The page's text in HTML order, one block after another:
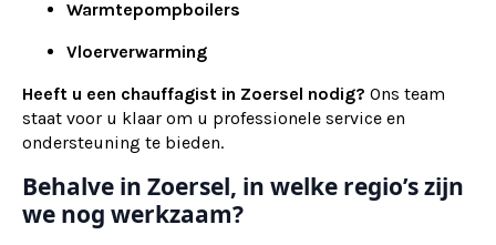
Warmtepompboilers
Vloerverwarming
Heeft u een chauffagist in Zoersel nodig? Ons team
staat voor u klaar om u professionele service en
ondersteuning te bieden.
Behalve in Zoersel, in welke regio’s zijn
we nog werkzaam?